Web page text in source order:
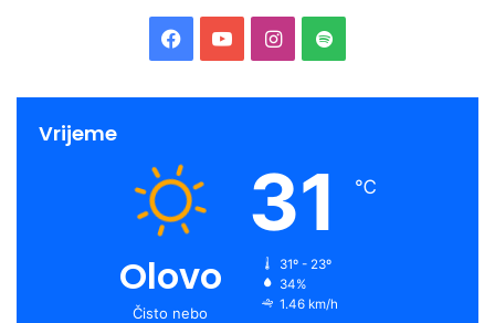
Facebook
YouTubeInstagram
Spotify
Vrijeme
Olovo
Čisto nebo
31 ℃
31º - 23º
34%
1.46 km/h